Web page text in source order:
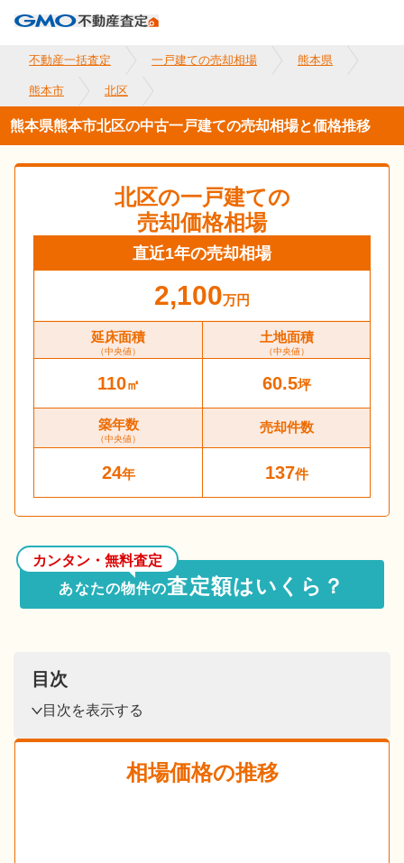
不動産一括査定 一戸建ての売却相場 熊本県
熊本市 北区
熊本県熊本市北区の中古一戸建ての売却相場と価格推移
北区の一戸建ての
売却価格相場
直近1年の売却相場
2,100万円
延床面積
（中央値）
土地面積
（中央値）
110㎡ 60.5坪
築年数
（中央値）
売却件数
24年 137件
カンタン・無料査定
あなたの物件の査定額はいくら？
目次
目次を表示する
相場価格の推移